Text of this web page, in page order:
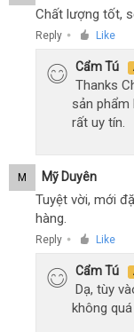
Chất lượng tốt,
Reply ● Like
Cẩm Tú
Thanks
sản phẩm
rất uy tín.
M Mỹ Duyên
Tuyệt vời, mới
hàng.
Reply ● Like
Cẩm Tú
Dạ, tùy
không